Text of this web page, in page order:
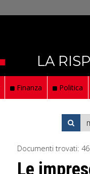
LA
Finanza Politica
Documenti trovati: 46
Le